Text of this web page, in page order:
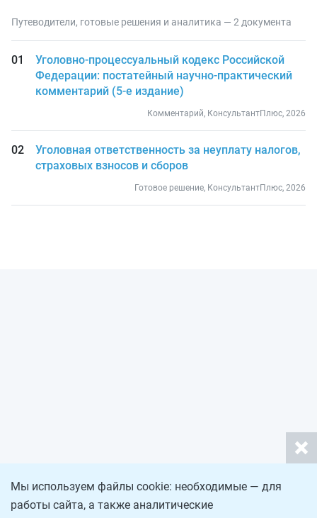
Путеводители, готовые решения и аналитика — 2 документа
Уголовно-процессуальный кодекс Российской
Федерации: постатейный научно-практический
комментарий (5-е издание)
Комментарий, КонсультантПлюс, 2026
Уголовная ответственность за неуплату налогов,
страховых взносов и сборов
Готовое решение, КонсультантПлюс, 2026
Мы используем файлы cookie: необходимые — для
работы сайта, а также аналитические